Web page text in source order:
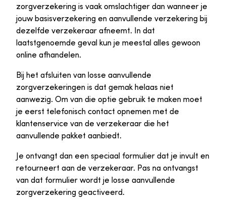
zorgverzekering is vaak omslachtiger dan wanneer je
jouw basisverzekering en aanvullende verzekering bij
dezelfde verzekeraar afneemt. In dat
laatstgenoemde geval kun je meestal alles gewoon
online afhandelen.
Bij het afsluiten van losse aanvullende
zorgverzekeringen is dat gemak helaas niet
aanwezig. Om van die optie gebruik te maken moet
je eerst telefonisch contact opnemen met de
klantenservice van de verzekeraar die het
aanvullende pakket aanbiedt.
Je ontvangt dan een speciaal formulier dat je invult en
retourneert aan de verzekeraar. Pas na ontvangst
van dat formulier wordt je losse aanvullende
zorgverzekering geactiveerd.